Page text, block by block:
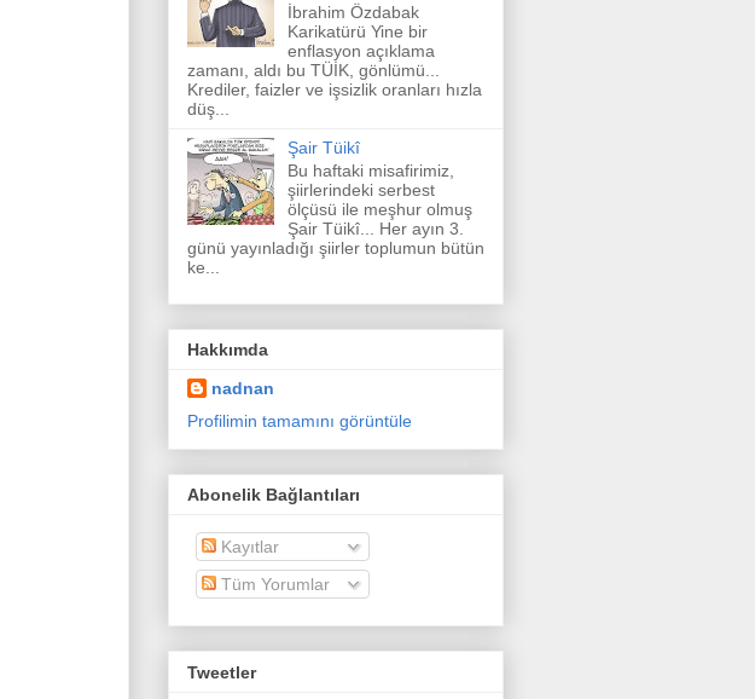
İbrahim Özdabak
Karikatürü Yine bir
enflasyon açıklama
zamanı, aldı bu TÜİK, gönlümü...
Krediler, faizler ve işsizlik oranları hızla
düş...
Şair Tüikî
Bu haftaki misafirimiz,
şiirlerindeki serbest
ölçüsü ile meşhur olmuş
Şair Tüikî... Her ayın 3.
günü yayınladığı şiirler toplumun bütün
ke...
Hakkımda
nadnan
Profilimin tamamını görüntüle
Abonelik Bağlantıları
Kayıtlar
Tüm Yorumlar
Tweetler